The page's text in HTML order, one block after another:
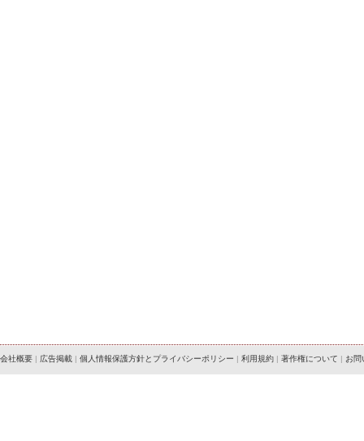
会社概要 | 広告掲載 | 個人情報保護方針とプライバシーポリシー | 利用規約 | 著作権について | お問